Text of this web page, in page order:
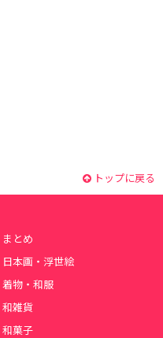
トップに戻る
まとめ
日本画・浮世絵
着物・和服
和雑貨
和菓子